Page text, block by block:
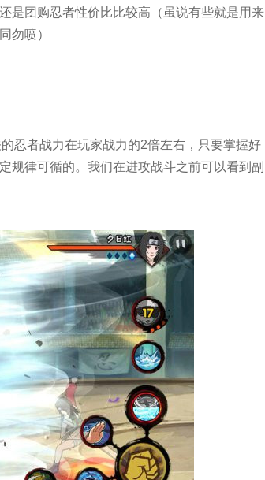
是团购忍者性价比比较高（虽说有些就是用来
勿喷）
忍者战力在玩家战力的2倍左右，只要掌握好
规律可循的。我们在进攻战斗之前可以看到副